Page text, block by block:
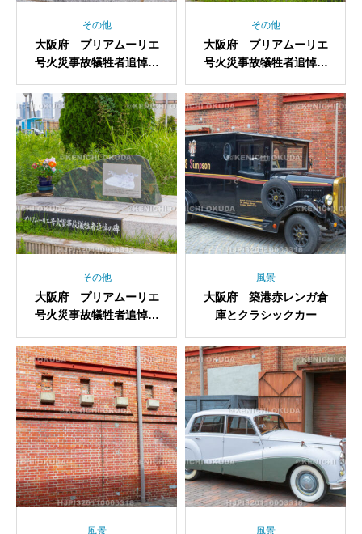
その他
大阪府 プリアムーリエ
号火災事故犠牲者追悼の
その他
大阪府 プリアムーリエ
号火災事故犠牲者追悼の
その他
大阪府 プリアムーリエ
号火災事故犠牲者追悼の
風景
大阪府 築港赤レンガ倉
庫とクラシックカー
風景 風景